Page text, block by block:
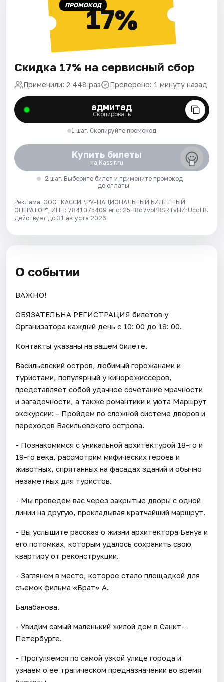
ПРОМОКОД17%
Скидка 17% на сервисный сбор
Применили: 2 448 раз Проверено: 1 минуту назад
адмитад
Скопировать
1 шаг. Скопируйте промокод
Купить билеты
на Kassir.ru
2 шаг. Выберите билет и примените промокод
до оплаты
Реклама. ООО "КАССИР.РУ-НАЦИОНАЛЬНЫЙ БИЛЕТНЫЙ
ОПЕРАТОР", ИНН: 7841075409 erid: 25H8d7vbP8SRTvHZrUcdLB.
Действует до 31 августа 2026
О событии
ВАЖНО!
ОБЯЗАТЕЛЬНА РЕГИСТРАЦИЯ билетов у
Организатора каждый день c 10: 00 до 18: 00.
Контакты указаны на вашем билете.
Васильевский остров, любимый горожанами и
туристами, популярный у кинорежиссеров,
представляет собой удачное сочетание мрачности
и загадочности, а также романтики и уюта Маршрут
экскурсии: - Пройдем по сложной системе дворов и
переходов Васильевского острова.
- Познакомимся с уникальной архитектурой 18-го и
19-го века, рассмотрим мифических героев и
животных, спрятанных на фасадах зданий и обычно
незаметных для туристов.
- Мы проведем вас через закрытые дворы с одной
линии на другую, прокладывая кратчайший маршрут.
- Вы услышите рассказ о жизни архитектора Бенуа и
его потомках, которым удалось сохранить свою
квартиру от реконструкции.
- Заглянем в место, которое стало площадкой для
съемок фильма «Брат» А.
Балабанова.
- Увидим самый маленький жилой дом в Санкт-
Петербурге.
- Прогуляемся по самой узкой улице города и
узнаем о ее трагическом предназначении во время